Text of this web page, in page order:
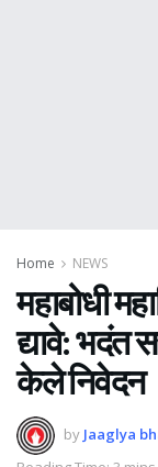
Home NEWS
महाबोधी
द्यावे: भदंत
केले निवेदन
by Jaaglya